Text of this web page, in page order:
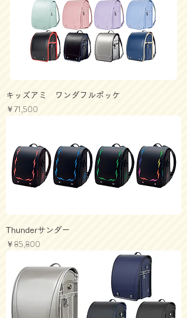
キッズアミ ワンダフルポッケ
価格
￥71,500
Thunderサンダー
価格
￥85,800